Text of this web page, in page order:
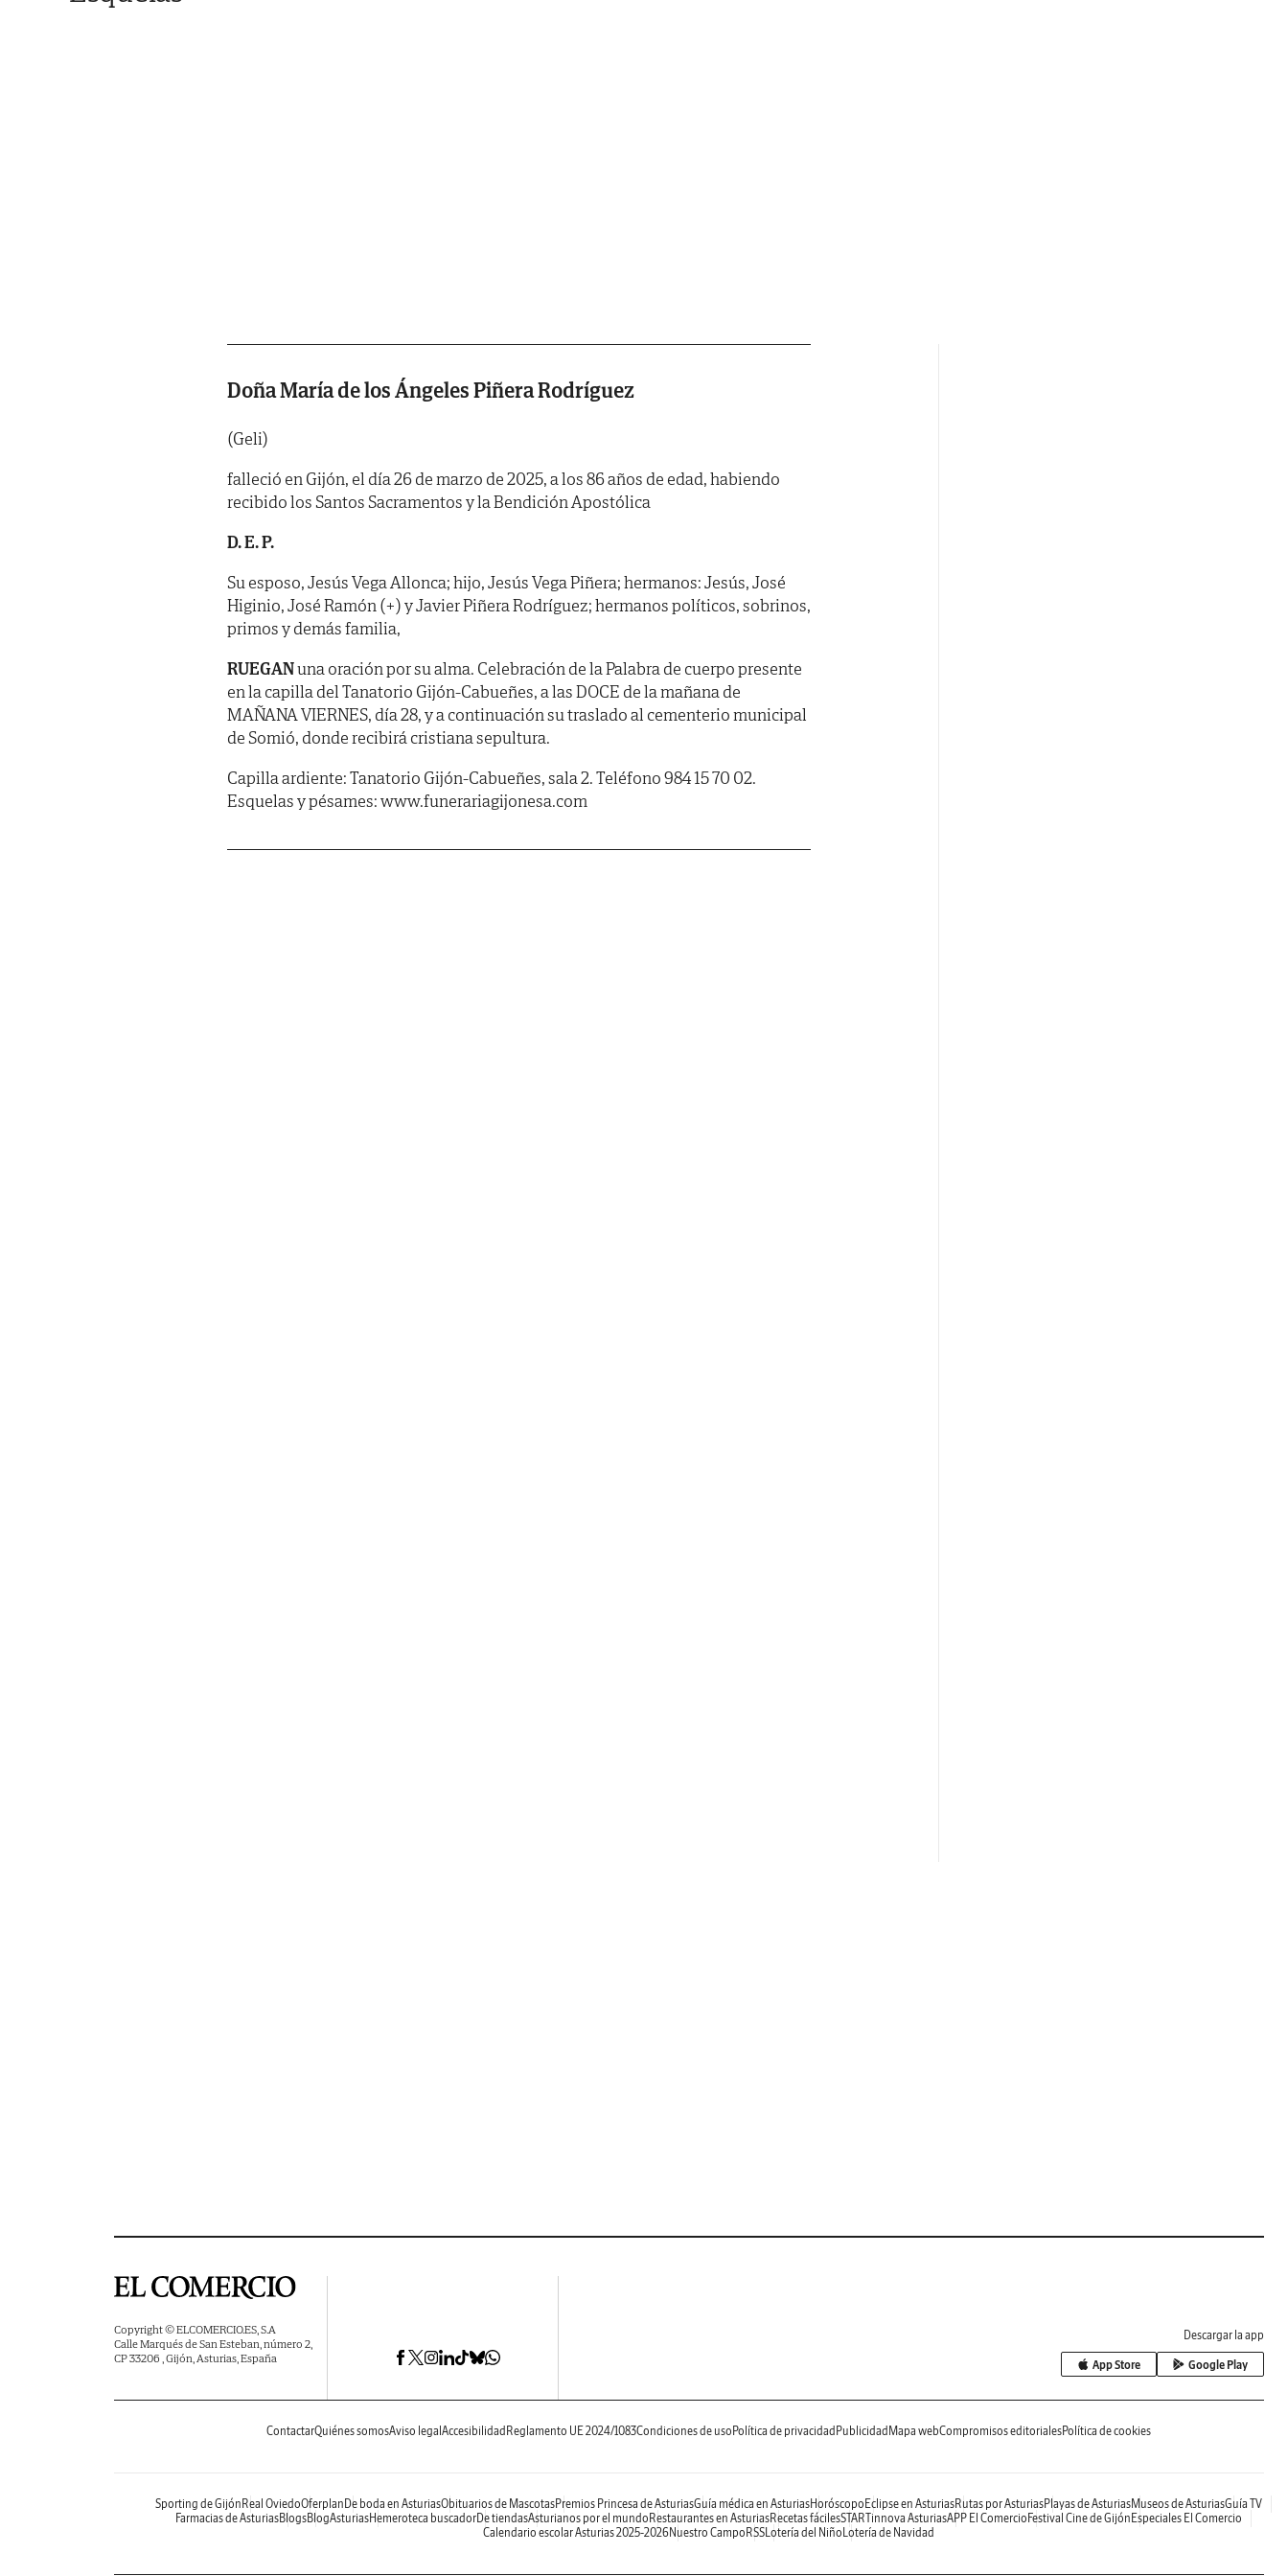
Doña María de los Ángeles Piñera Rodríguez
(Geli)
falleció en Gijón, el día 26 de marzo de 2025, a los 86 años de edad, habiendo
recibido los Santos Sacramentos y la Bendición Apostólica
D. E. P.
Su esposo, Jesús Vega Allonca; hijo, Jesús Vega Piñera; hermanos: Jesús, José
Higinio, José Ramón (+) y Javier Piñera Rodríguez; hermanos políticos, sobrinos,
primos y demás familia,
RUEGANuna oración por su alma. Celebración de la Palabra de cuerpo presente
en la capilla del Tanatorio Gijón-Cabueñes, a las DOCE de la mañana de
MAÑANA VIERNES, día 28, y a continuación su traslado al cementerio municipal
de Somió, donde recibirá cristiana sepultura.
Capilla ardiente: Tanatorio Gijón-Cabueñes, sala 2. Teléfono 984 15 70 02.
Esquelas y pésames: www.funerariagijonesa.com
Copyright © ELCOMERCIO.ES, S.A
Calle Marqués de San Esteban, número 2,
CP 33206 , Gijón, Asturias, España
Descargar la app
App Store Google Play
ContactarQuiénes somosAviso legal Accesibilidad Reglamento UE 2024/1083Condiciones de uso Política de privacidad Publicidad Mapa webCompromisos editorialesPolítica de cookies
Sporting de Gijón Real OviedoOferplan De boda en AsturiasObituarios de MascotasPremios Princesa de AsturiasGuía médica en AsturiasHoróscopo Eclipse en AsturiasRutas por AsturiasPlayas de AsturiasMuseos de AsturiasGuía TV
Farmacias de AsturiasBlogsBlogAsturiasHemeroteca buscadorDe tiendasAsturianos por el mundo Restaurantes en AsturiasRecetas fácilesSTARTinnova AsturiasAPP El Comercio Festival Cine de Gijón Especiales El Comercio
Calendario escolar Asturias 2025-2026Nuestro Campo RSSLotería del Niño Lotería de Navidad